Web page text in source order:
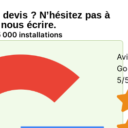
? N’hésitez pas à
écrire.
000 installations
5/